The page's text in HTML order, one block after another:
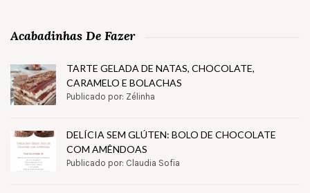
Acabadinhas De Fazer
TARTE GELADA DE NATAS, CHOCOLATE,
CARAMELO E BOLACHAS
Publicado por: Zélinha
DELÍCIA SEM GLÚTEN: BOLO DE CHOCOLATE
COM AMÊNDOAS
Publicado por: Claudia Sofia